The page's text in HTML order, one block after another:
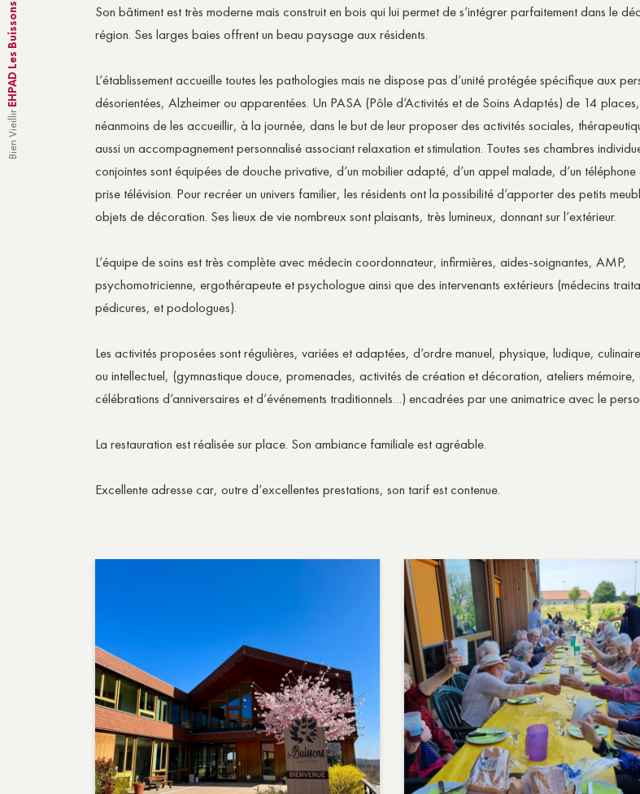
Bien Vieillir
EHPAD Les Buissons
Son bâtiment est très moderne mais construit en bois qui lui permet de s’intégrer parfaitement dans le
région. Ses larges baies offrent un beau paysage aux résidents.
L’établissement accueille toutes les pathologies mais ne dispose pas d’unité protégée spécifique aux
désorientées, Alzheimer ou apparentées. Un PASA (Pôle d’Activités et de Soins Adaptés) de 14
néanmoins de les accueillir, à la journée, dans le but de leur proposer des activités sociales,
aussi un accompagnement personnalisé associant relaxation et stimulation. Toutes ses chambres
conjointes sont équipées de douche privative, d’un mobilier adapté, d’un appel malade, d’un téléphone
prise télévision. Pour recréer un univers familier, les résidents ont la possibilité d’apporter des petits
objets de décoration. Ses lieux de vie nombreux sont plaisants, très lumineux, donnant sur l’extérieur.
L’équipe de soins est très complète avec médecin coordonnateur, infirmières, aides-soignantes, AMP,
psychomotricienne, ergothérapeute et psychologue ainsi que des intervenants extérieurs (médecins
pédicures, et podologues).
Les activités proposées sont régulières, variées et adaptées, d’ordre manuel, physique, ludique,
ou intellectuel, (gymnastique douce, promenades, activités de création et décoration, ateliers mémoire,
célébrations d’anniversaires et d’événements traditionnels…) encadrées par une animatrice avec le
La restauration est réalisée sur place. Son ambiance familiale est agréable.
Excellente adresse car, outre d’excellentes prestations, son tarif est contenue.